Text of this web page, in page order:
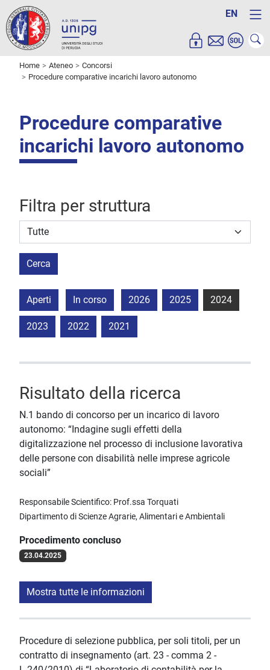
EN
Home Ateneo
Concorsi
Procedure comparative incarichi lavoro autonomo
Procedure comparative
incarichi lavoro autonomo
Filtra per struttura
Struttura stipulante
Cerca
Aperti In corso 2026 2025 2024
2023 2022 2021
Risultato della ricerca
N.1 bando di concorso per un incarico di lavoro
autonomo: “Indagine sugli effetti della
digitalizzazione nel processo di inclusione lavorativa
delle persone con disabilità nelle imprese agricole
sociali”
Responsabile Scientifico: Prof.ssa Torquati
Dipartimento di Scienze Agrarie, Alimentari e Ambientali
Procedimento concluso
23.04.2025
Mostra tutte le informazioni
Procedure di selezione pubblica, per soli titoli, per un
contratto di insegnamento (art. 23 - comma 2 -